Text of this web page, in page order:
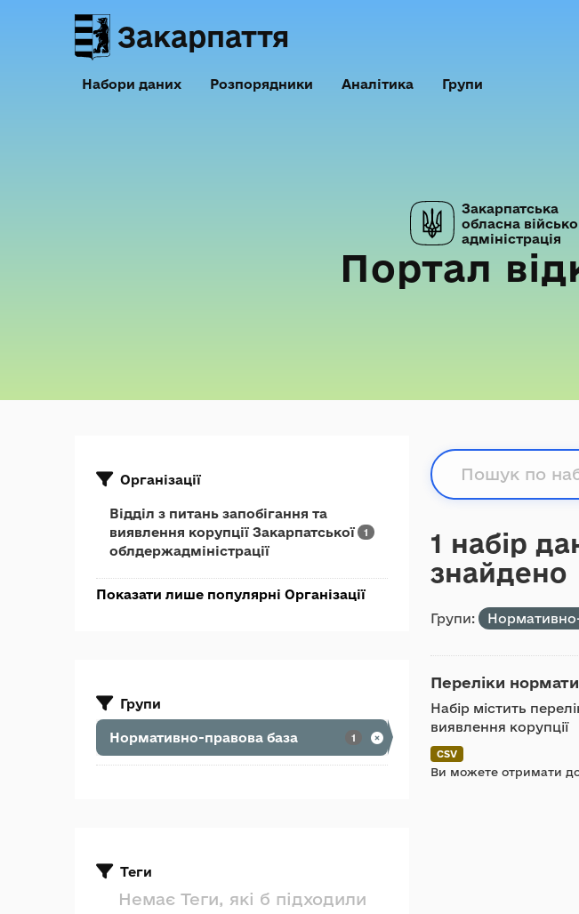
Закарпаття
Набори даних Розпорядники Аналітика Групи
Закарпатська
обласна
адміністрація
Портал
Організації
Відділ з питань запобігання та
виявлення корупції Закарпатської
облдержадміністрації
1
Показати лише популярні Організації
Групи
Нормативно-правова база 1
Теги
Немає Теги, які б підходили
1 набір
знайдено
Групи:
Переліки
Набір містить
виявлення корупції
CSV
Ви можете отримати